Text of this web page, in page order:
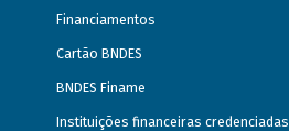
Financiamentos
Cartão BNDES
BNDES Finame
Instituições financeiras credenciadas